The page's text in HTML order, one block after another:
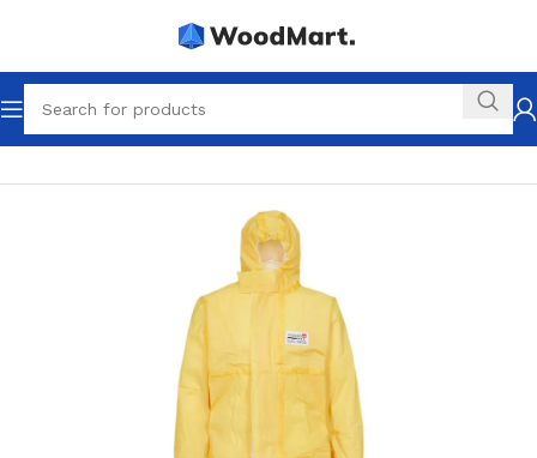
Startseite Schutzanzüge & Einwegbekleidung